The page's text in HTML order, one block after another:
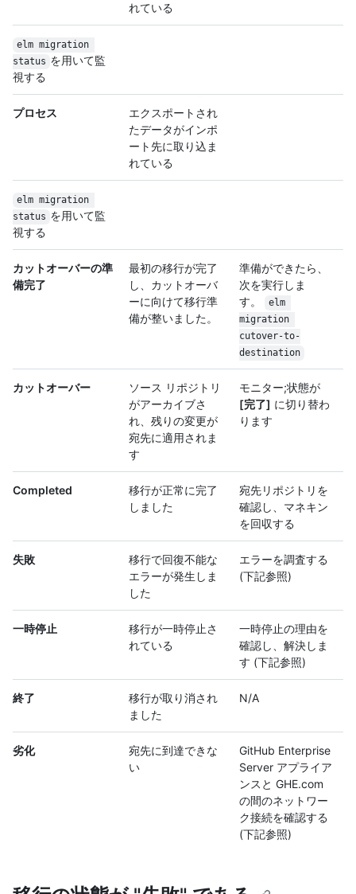
れている
elm migration
status を用いて監
視する
プロセス
エクスポートされ
たデータがインポ
ート先に取り込ま
れている
elm migration
status を用いて監
視する
カットオーバーの準
備完了
最初の移行が完了
し、カットオーバ
ーに向けて移行準
備が整いました。
準備ができたら、
次を実行しま
す。
elm
migration
cutover-to-
destination
カットオーバー
ソース リポジトリ
がアーカイブさ
れ、残りの変更が
宛先に適用されま
す
モニター;状態が
[完了] に切り替わ
ります
Completed
移行が正常に完了
しました
宛先リポジトリを
確認し、マネキン
を回収する
失敗
移行で回復不能な
エラーが発生しま
した
エラーを調査する
(下記参照)
一時停止
移行が一時停止さ
れている
一時停止の理由を
確認し、解決しま
す (下記参照)
終了
移行が取り消され
ました
N/A
劣化
宛先に到達できな
い
GitHub Enterprise
Server アプライア
ンスと GHE.com
の間のネットワー
ク接続を確認する
(下記参照)